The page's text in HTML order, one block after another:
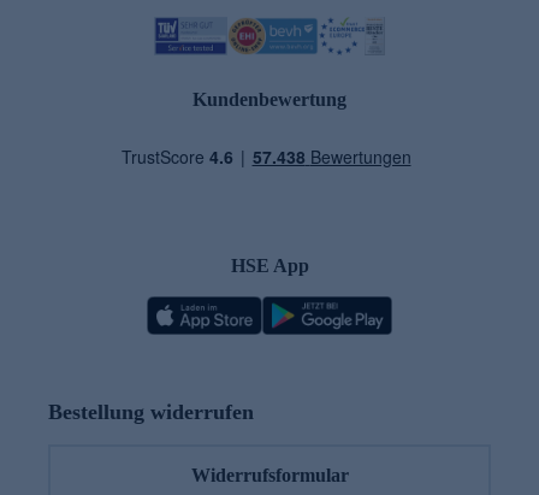
Kundenbewertung
HSE App
Bestellung widerrufen
Widerrufsformular